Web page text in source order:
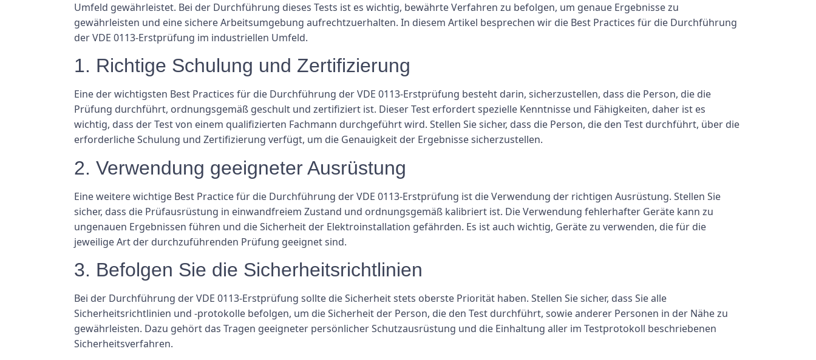
Umfeld gewährleistet. Bei der Durchführung dieses Tests ist es wichtig, bewährte Verfahren zu befolgen, um genaue Ergebnisse zu
gewährleisten und eine sichere Arbeitsumgebung aufrechtzuerhalten. In diesem Artikel besprechen wir die Best Practices für die Durchführung
der VDE 0113-Erstprüfung im industriellen Umfeld.
1. Richtige Schulung und Zertifizierung
Eine der wichtigsten Best Practices für die Durchführung der VDE 0113-Erstprüfung besteht darin, sicherzustellen, dass die Person, die die
Prüfung durchführt, ordnungsgemäß geschult und zertifiziert ist. Dieser Test erfordert spezielle Kenntnisse und Fähigkeiten, daher ist es
wichtig, dass der Test von einem qualifizierten Fachmann durchgeführt wird. Stellen Sie sicher, dass die Person, die den Test durchführt, über die
erforderliche Schulung und Zertifizierung verfügt, um die Genauigkeit der Ergebnisse sicherzustellen.
2. Verwendung geeigneter Ausrüstung
Eine weitere wichtige Best Practice für die Durchführung der VDE 0113-Erstprüfung ist die Verwendung der richtigen Ausrüstung. Stellen Sie
sicher, dass die Prüfausrüstung in einwandfreiem Zustand und ordnungsgemäß kalibriert ist. Die Verwendung fehlerhafter Geräte kann zu
ungenauen Ergebnissen führen und die Sicherheit der Elektroinstallation gefährden. Es ist auch wichtig, Geräte zu verwenden, die für die
jeweilige Art der durchzuführenden Prüfung geeignet sind.
3. Befolgen Sie die Sicherheitsrichtlinien
Bei der Durchführung der VDE 0113-Erstprüfung sollte die Sicherheit stets oberste Priorität haben. Stellen Sie sicher, dass Sie alle
Sicherheitsrichtlinien und -protokolle befolgen, um die Sicherheit der Person, die den Test durchführt, sowie anderer Personen in der Nähe zu
gewährleisten. Dazu gehört das Tragen geeigneter persönlicher Schutzausrüstung und die Einhaltung aller im Testprotokoll beschriebenen
Sicherheitsverfahren.